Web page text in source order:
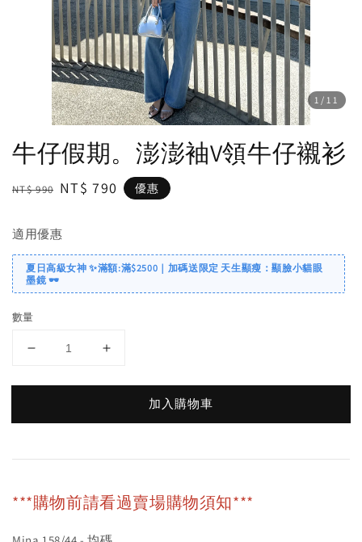
1 /11
牛仔假期。澎澎袖V領牛仔襯衫
Regular
NT$ 990 Sale
NT$ 790 優惠
適用優惠
夏日高級女神 ✨滿額:滿$2500｜加碼送限定 天生顯瘦：顯臉小貓眼
墨鏡 🕶️
數量
加入購物車
***購物前請看過賣場購物須知***